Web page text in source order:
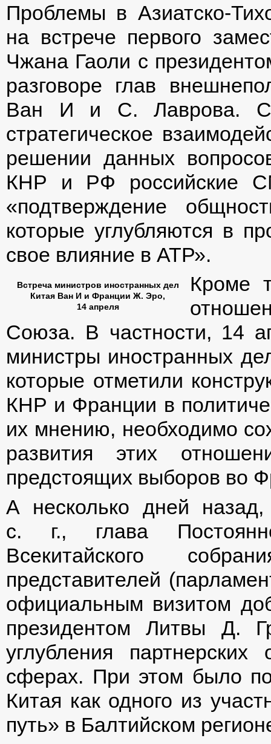
Проблемы в Азиатско-
на встрече первого
Чжана Гаоли с
разговоре глав
Ван И и С. Лаврова.
стратегическое
решении данных
КНР и РФ российские
«подтверждение
которые углубляются в
свое влияние в АТР».
Встреча министров иностранных дел
Китая Ван И и Франции Ж. Эро,
14 апреля
Кроме
Союза. В частности, 14
министры иностранных
которые отметили
КНР и Франции в
их мнению, необходимо
развития этих
предстоящих выборов во
А несколько дней
с. г., глава
Всекитайского
представителей
официальным визитом
президентом Литвы Д.
углубления
сферах. При этом было
Китая как одного из
путь» в Балтийском